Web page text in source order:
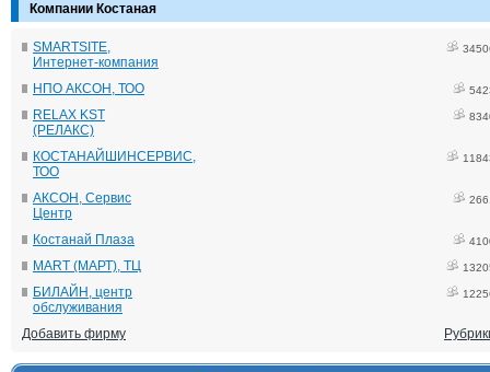
Компании Костаная
SMARTSITE,
Интернет-компания
НПО АКСОН, ТОО
RELAX KST
(РЕЛАКС)
КОСТАНАЙШИНСЕРВИС,
ТОО
АКСОН, Сервис
Центр
Костанай Плаза
MART (МАРТ), ТЦ
БИЛАЙН, центр
обслуживания
Добавить фирму